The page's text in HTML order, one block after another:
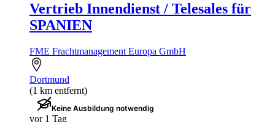
Vertrieb Innendienst / Telesales für
SPANIEN
FME Frachtmanagement Europa GmbH
Dortmund
(1 km entfernt)
Keine Ausbildung notwendig
vor 1 Tag